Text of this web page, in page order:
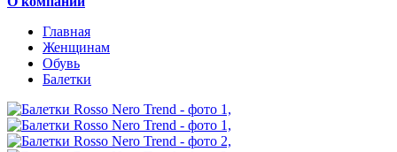
Главная
Женщинам
Обувь
Балетки